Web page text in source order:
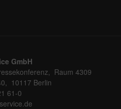
GmbH
Raum 4309
10117 Berlin
61-0